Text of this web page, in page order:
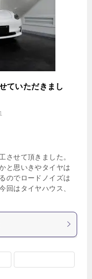
ていただきまし
させて頂きました。
と思いきやタイヤは
のでロードノイズは
回はタイヤハウス、